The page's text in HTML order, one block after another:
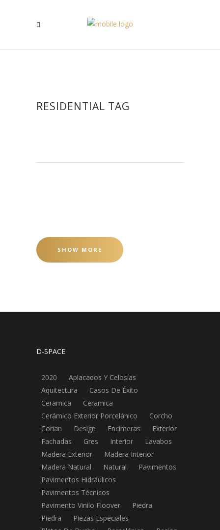
RESIDENTIAL TAG
SHOW MORE
D-SPACE
2020
Aplacados Y Celosías
Aquitectura
Casos De Éxito
Ceramica
Ceramica
Cerámico Exterior Porcelánico
Corcho
Corian
Design Encimeras
Exterior
Fachadas
Gres Interior
Lavabos
Madera Exterior
Madera Interior
Madera Natural
Natural
Pavimentos
Pavimentos Hidráulicos
Pavimentos Técnicos
Pavimento Vinilo Floover
Piedra
Piedra
Piezas Especiales